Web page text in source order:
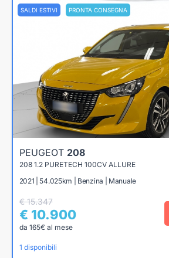
SALDI ESTIVI PRONTA CONSEGNA
PEUGEOT 208
208 1.2 PURETECH 100CV ALLURE
2021 | 54.025km | Benzina | Manuale
€ 15.347
€ 10.900
da 165€ al mese
1 disponibili